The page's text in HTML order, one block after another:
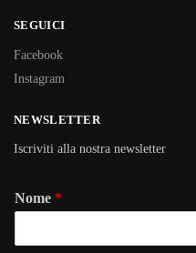
SEGUICI
Facebook
Instagram
NEWSLETTER
Iscriviti alla nostra newsletter
Nome *